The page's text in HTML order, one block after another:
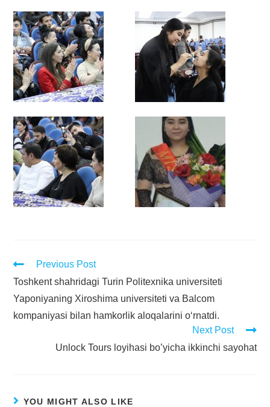
Previous Post
Toshkent shahridagi Turin Politexnika universiteti
Yaponiyaning Xiroshima universiteti va Balcom
kompaniyasi bilan hamkorlik aloqalarini o‘rnatdi.
Next Post
Unlock Tours loyihasi bo’yicha ikkinchi sayohat
YOU MIGHT ALSO LIKE